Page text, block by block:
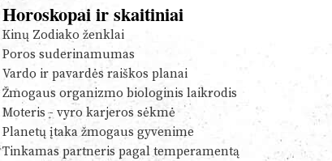
Horoskopai ir skaitiniai
Kinų Zodiako ženklai
Poros suderinamumas
Vardo ir pavardės raiškos planai
Žmogaus organizmo biologinis laikrodis
Moteris - vyro karjeros sėkmė
Planetų įtaka žmogaus gyvenime
Tinkamas partneris pagal temperamentą